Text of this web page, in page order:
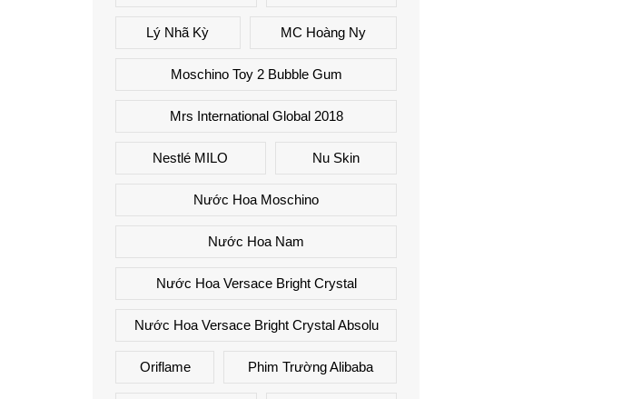
Lý Nhã Kỳ MC Hoàng Ny
Moschino Toy 2 Bubble Gum
Mrs International Global 2018
Nestlé MILO Nu Skin
Nước Hoa Moschino
Nước Hoa Nam
Nước Hoa Versace Bright Crystal
Nước Hoa Versace Bright Crystal Absolu
Oriflame Phim Trường Alibaba